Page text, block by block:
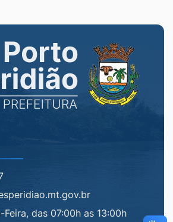
Feira, das 07:00h as 13:00h